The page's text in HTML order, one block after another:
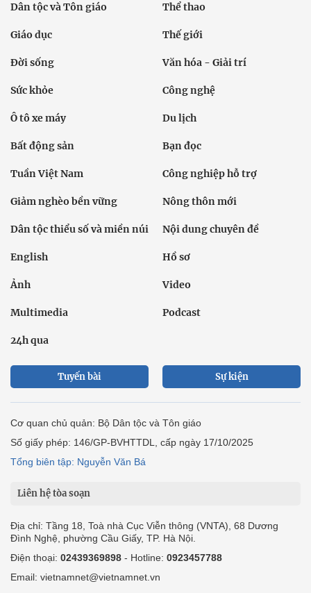
Dân tộc và Tôn giáo Thể thao
Giáo dục Thế giới
Đời sống Văn hóa - Giải trí
Sức khỏe Công nghệ
Ô tô xe máy Du lịch
Bất động sản Bạn đọc
Tuần Việt Nam Công nghiệp hỗ trợ
Giảm nghèo bền vững Nông thôn mới
Dân tộc thiểu số và miền núi Nội dung chuyên đề
English Hồ sơ
Ảnh Video
Multimedia Podcast
24h qua
Tuyến bài Sự kiện
Cơ quan chủ quản: Bộ Dân tộc và Tôn giáo
Số giấy phép: 146/GP-BVHTTDL, cấp ngày 17/10/2025
Tổng biên tập: Nguyễn Văn Bá
Liên hệ tòa soạn
Địa chỉ: Tầng 18, Toà nhà Cục Viễn thông (VNTA), 68 Dương
Đình Nghệ, phường Cầu Giấy, TP. Hà Nội.
Điện thoại: 02439369898 - Hotline: 0923457788
Email: vietnamnet@vietnamnet.vn